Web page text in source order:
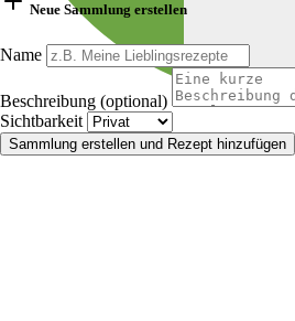
Neue Sammlung erstellen
Name
Beschreibung (optional)
Sichtbarkeit
Sammlung erstellen und Rezept hinzufügen